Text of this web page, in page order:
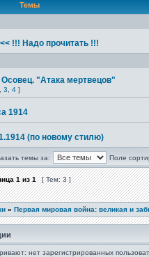
Темы
!!! Надо прочитать !!!
Осовец. "Атака мертвецов"
3 4 ]
1914
(по новому стилю)
темы за: Поле
1из1 [ Тем: 3 ]
» Первая мировая война: великая и
нет зарегистрированных